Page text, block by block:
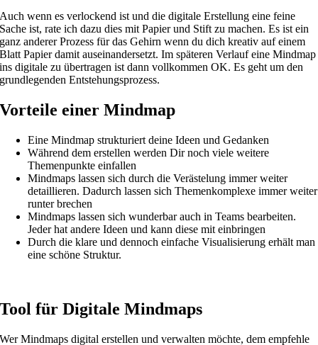
Auch wenn es verlockend ist und die digitale Erstellung eine feine
Sache ist, rate ich dazu dies mit Papier und Stift zu machen. Es ist ein
ganz anderer Prozess für das Gehirn wenn du dich kreativ auf einem
Blatt Papier damit auseinandersetzt. Im späteren Verlauf eine Mindmap
ins digitale zu übertragen ist dann vollkommen OK. Es geht um den
grundlegenden Entstehungsprozess.
Vorteile einer Mindmap
Eine Mindmap strukturiert deine Ideen und Gedanken
Während dem erstellen werden Dir noch viele weitere
Themenpunkte einfallen
Mindmaps lassen sich durch die Verästelung immer weiter
detaillieren. Dadurch lassen sich Themenkomplexe immer weiter
runter brechen
Mindmaps lassen sich wunderbar auch in Teams bearbeiten.
Jeder hat andere Ideen und kann diese mit einbringen
Durch die klare und dennoch einfache Visualisierung erhält man
eine schöne Struktur.
Tool für Digitale Mindmaps
Wer Mindmaps digital erstellen und verwalten möchte, dem empfehle